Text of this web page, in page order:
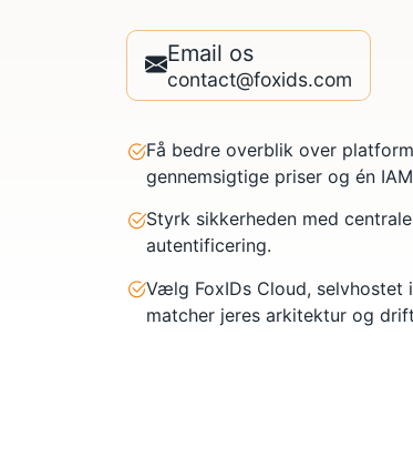
Email os
contact@foxids.com
Få bedre overblik over
gennemsigtige priser og én
Styrk sikkerheden med
autentificering.
Vælg FoxIDs Cloud, selvhostet
matcher jeres arkitektur og